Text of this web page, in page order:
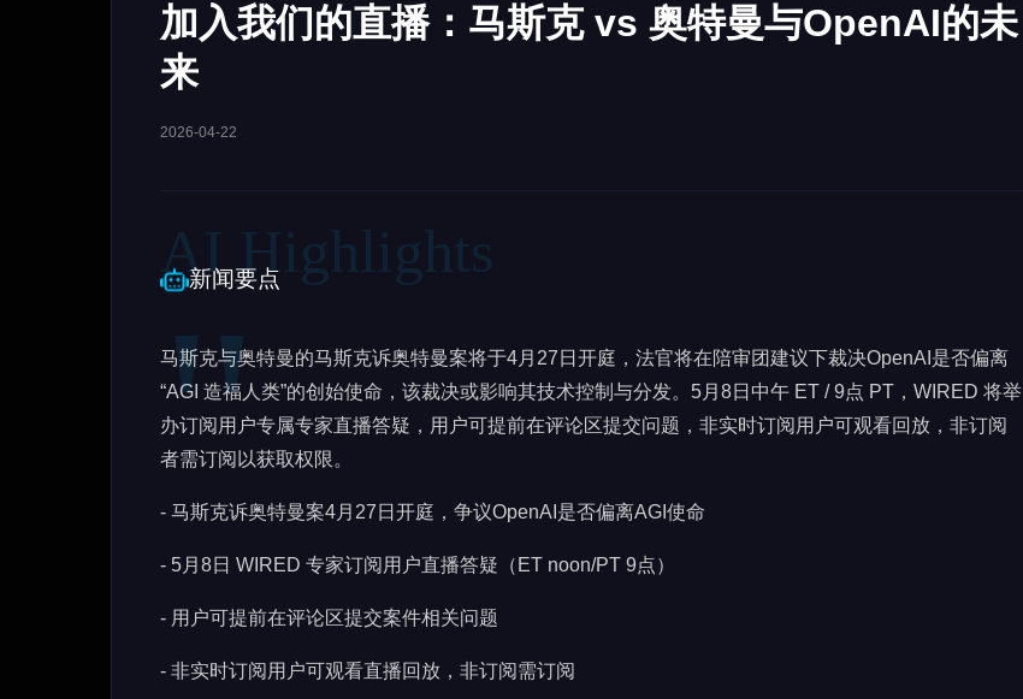
加入我们的直播：马斯克 vs 奥特曼与OpenAI的未
来
2026-04-22
新闻要点
马斯克与奥特曼的马斯克诉奥特曼案将于4月27日开庭，法官将在陪审团建议下裁决OpenAI是否偏离
“AGI 造福人类”的创始使命，该裁决或影响其技术控制与分发。5月8日中午 ET / 9点 PT，WIRED 将举
办订阅用户专属专家直播答疑，用户可提前在评论区提交问题，非实时订阅用户可观看回放，非订阅
者需订阅以获取权限。
- 马斯克诉奥特曼案4月27日开庭，争议OpenAI是否偏离AGI使命
- 5月8日 WIRED 专家订阅用户直播答疑（ET noon/PT 9点）
- 用户可提前在评论区提交案件相关问题
- 非实时订阅用户可观看直播回放，非订阅需订阅